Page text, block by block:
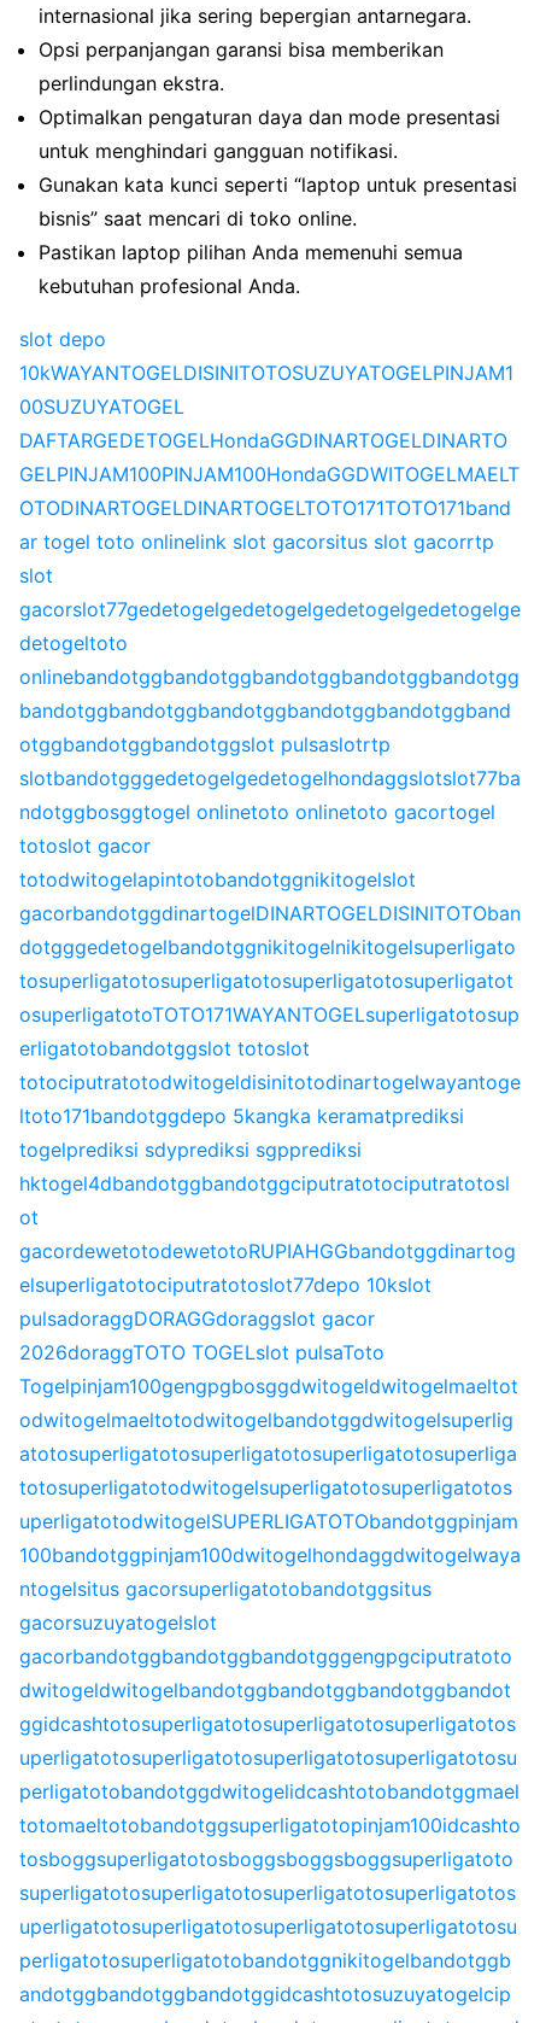
internasional jika sering bepergian antarnegara.
Opsi perpanjangan garansi bisa memberikan
perlindungan ekstra.
Optimalkan pengaturan daya dan mode presentasi
untuk menghindari gangguan notifikasi.
Gunakan kata kunci seperti “laptop untuk presentasi
bisnis” saat mencari di toko online.
Pastikan laptop pilihan Anda memenuhi semua
kebutuhan profesional Anda.
slot depo
10kWAYANTOGELDISINITOTOSUZUYATOGELPINJAM1
00SUZUYATOGEL
DAFTARGEDETOGELHondaGGDINARTOGELDINARTO
GELPINJAM100PINJAM100HondaGGDWITOGELMAELT
OTODINARTOGELDINARTOGELTOTO171TOTO171band
ar togel toto onlinelink slot gacorsitus slot gacorrtp
slot
gacorslot77gedetogelgedetogelgedetogelgedetogelge
detogeltoto
onlinebandotggbandotggbandotggbandotggbandotgg
bandotggbandotggbandotggbandotggbandotggband
otggbandotggbandotggslot pulsaslotrtp
slotbandotgggedetogelgedetogelhondaggslotslot77ba
ndotggbosggtogel onlinetoto onlinetoto gacortogel
totoslot gacor
totodwitogelapintotobandotggnikitogelslot
gacorbandotggdinartogelDINARTOGELDISINITOTOban
dotgggedetogelbandotggnikitogelnikitogelsuperligato
tosuperligatotosuperligatotosuperligatotosuperligatot
osuperligatotoTOTO171WAYANTOGELsuperligatotosup
erligatotobandotggslot totoslot
totociputratotodwitogeldisinitotodinartogelwayantoge
ltoto171bandotggdepo 5kangka keramatprediksi
togelprediksi sdyprediksi sgpprediksi
hktogel4dbandotggbandotggciputratotociputratotosl
ot
gacordewetotodewetotoRUPIAHGGbandotggdinartog
elsuperligatotociputratotoslot77depo 10kslot
pulsadoraggDORAGGdoraggslot gacor
2026doraggTOTO TOGELslot pulsaToto
Togelpinjam100gengpgbosggdwitogeldwitogelmaeltot
odwitogelmaeltotodwitogelbandotggdwitogelsuperlig
atotosuperligatotosuperligatotosuperligatotosuperliga
totosuperligatotodwitogelsuperligatotosuperligatotos
uperligatotodwitogelSUPERLIGATOTObandotggpinjam
100bandotggpinjam100dwitogelhondaggdwitogelwaya
ntogelsitus gacorsuperligatotobandotggsitus
gacorsuzuyatogelslot
gacorbandotggbandotggbandotgggengpgciputratoto
dwitogeldwitogelbandotggbandotggbandotggbandot
ggidcashtotosuperligatotosuperligatotosuperligatotos
uperligatotosuperligatotosuperligatotosuperligatotosu
perligatotobandotggdwitogelidcashtotobandotggmael
totomaeltotobandotggsuperligatotopinjam100idcashto
tosboggsuperligatotosboggsboggsboggsuperligatoto
superligatotosuperligatotosuperligatotosuperligatotos
uperligatotosuperligatotosuperligatotosuperligatotosu
perligatotosuperligatotobandotggnikitogelbandotggb
andotggbandotggbandotggidcashtotosuzuyatogelcip